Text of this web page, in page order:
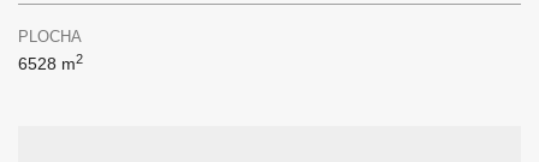
PLOCHA
6528 m2